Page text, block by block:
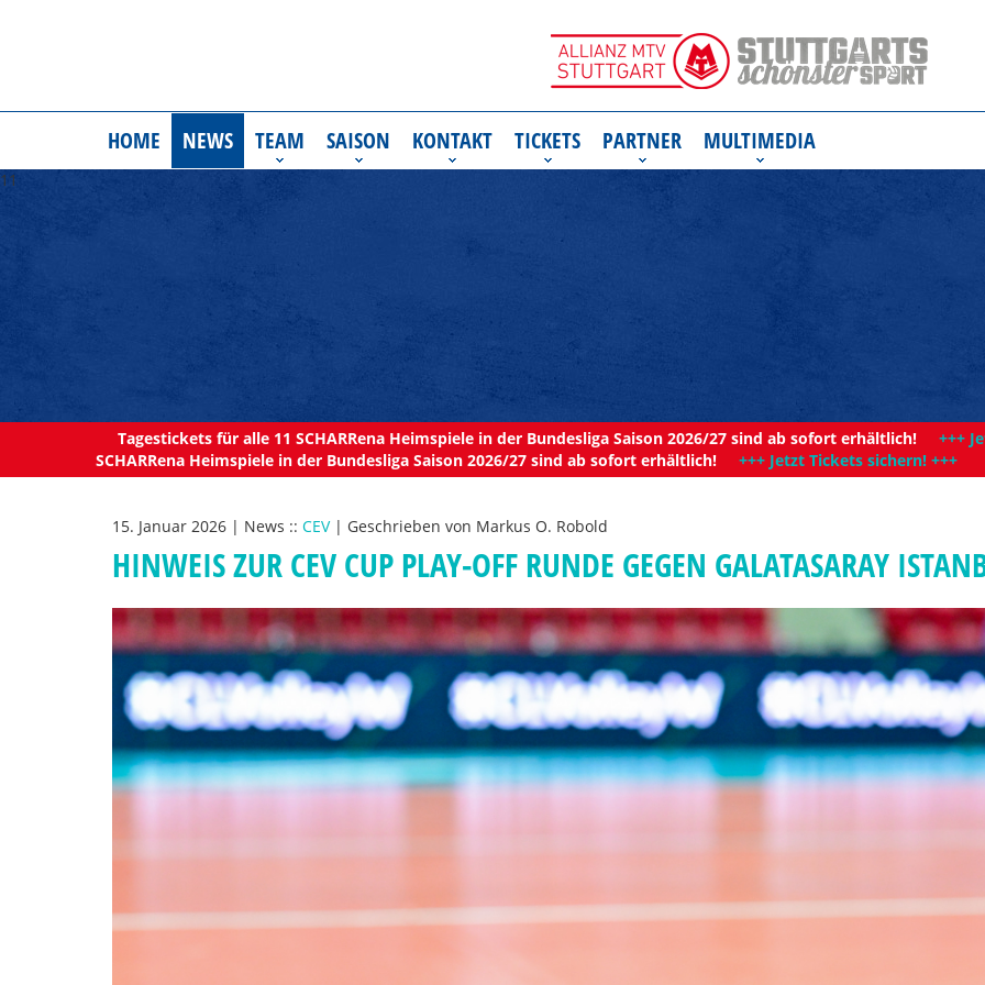
HOME NEWS TEAM SAISON KONTAKT TICKETS PARTNER MULTIMEDIA
11
Tagestickets für alle 11 SCHARRena Heimspiele in der Bundesliga Saison 2026/27 sind ab sofort erhältlich! +++
SCHARRena Heimspiele in der Bundesliga Saison 2026/27 sind ab sofort erhältlich! +++ Jetzt Tickets sichern! +++
15. Januar 2026 | News :: CEV | Geschrieben von Markus O. Robold
HINWEIS ZUR CEV CUP PLAY-OFF RUNDE GEGEN GALATASARAY